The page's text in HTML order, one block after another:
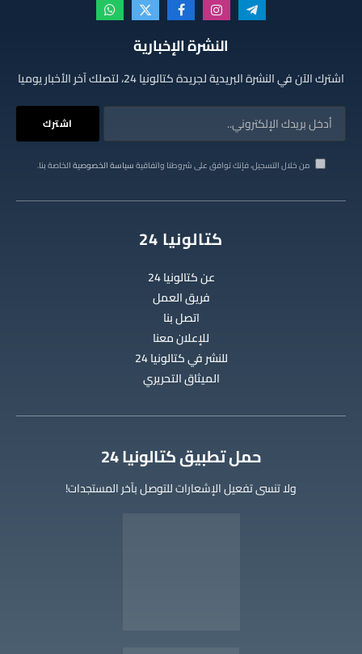
تيلقرام الانستغرامفيسبوكX
(Twitter)
واتساب
النشرة الإخبارية
اشترك الآن في النشرة البريدية لجريدة كتالونيا 24، لتصلك آخر الأخبار يوميا
من خلال التسجيل، فإنك توافق على شروطنا واتفاقيةسياسة الخصوصيةالخاصة بنا.
كتالونيا 24
عن كتالونيا 24
فريق العمل
اتصل بنا
للإعلان معنا
للنشر في كتالونيا 24
الميثاق التحريري
‫حمل تطبيق كتالونيا 24
ولا تنسى تفعيل الإشعارات للتوصل بآخر المستجدات!